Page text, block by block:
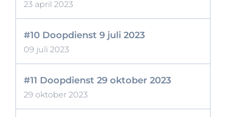
23 april 2023
#10 Doopdienst 9 juli 2023
09 juli 2023
#11 Doopdienst 29 oktober 2023
29 oktober 2023